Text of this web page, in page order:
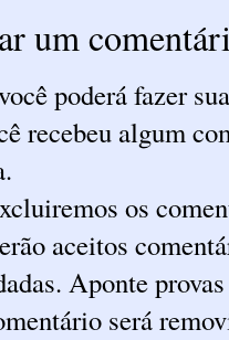
um
poderá fazer
recebeu algum
os
aceitos
Aponte
será